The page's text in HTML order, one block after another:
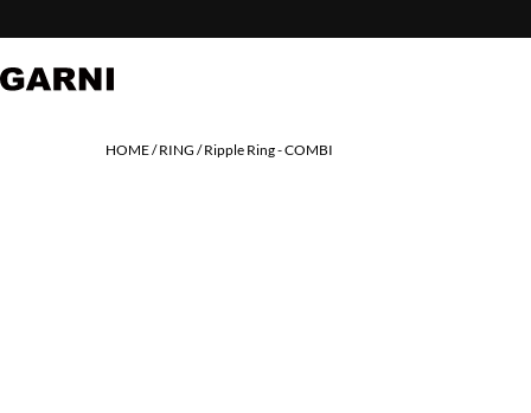
HOME RING Ripple Ring - COMBI